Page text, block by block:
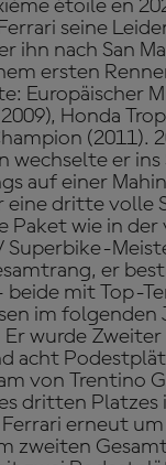
étoile en
seine
ihn nach San
ersten
Europäischer
Honda
(2011).
wechselte er
auf einer
eine dritte volle
Paket wie in
Superbike-
er
beide mit Top-
im folgenden
Er wurde
acht
von Trentino
dritten
erneut
zweiten